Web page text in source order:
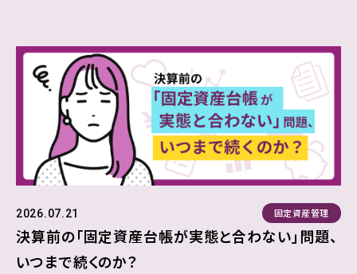
2026.07.21 固定資産管理
決算前の「固定資産台帳が実態と合わない」問題、
いつまで続くのか？